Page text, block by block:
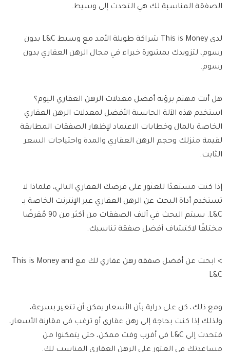
الصفقة المناسبة لك هي التحدث إلى وسيط.
لدى This is Money شراكة طويلة الأمد مع وسيط L&C بدون
رسوم، لتزويدك بمشورة خبراء في مجال الرهن العقاري بدون
رسوم.
هل أنت مهتم برؤية أفضل معدلات الرهن العقاري اليوم؟
استخدم هذه الآلة الحاسبة الأفضل لمعدلات الرهن العقاري
الخاصة بالمال وخطابات الاعتماد لإظهار الصفقات المطابقة
لقيمة منزلك وحجم الرهن العقاري والمدة واحتياجات السعر
الثابت.
إذا كنت مستعدًا للعثور على قرضك العقاري التالي، فلماذا لا
تستخدم أداة البحث عن الرهن العقاري عبر الإنترنت الخاصة بـ
L&C. سيتم البحث في آلاف الصفقات من أكثر من 90 مُقرضًا
مختلفًا لاكتشاف أفضل صفقة تناسبك.
> ابحث عن أفضل صفقة رهن عقاري لك مع This is Money and
L&C
ومع ذلك، كن على دراية بأن الأسعار يمكن أن تتغير بسرعة،
ولذلك إذا كنت بحاجة إلى رهن عقاري أو ترغب في مقارنة الأسعار،
فتحدث إلى L&C في أقرب وقت ممكن، حتى يتمكنوا من
مساعدتك في العثور على الرهن العقاري المناسب لك.